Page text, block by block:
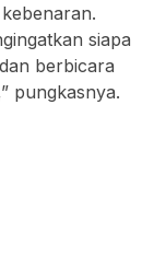
siapa
berbicara
pungkasnya.